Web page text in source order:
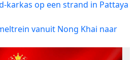
karkas op een strand in Pattaya
vanuit Nong Khai naar